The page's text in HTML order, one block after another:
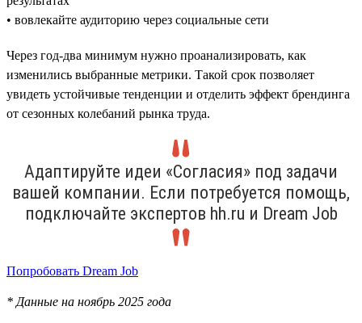
• вовлекайте аудиторию через социальные сети
Через год-два минимум нужно проанализировать, как
изменились выбранные метрики. Такой срок позволяет
увидеть устойчивые тенденции и отделить эффект брендинга
от сезонных колебаний рынка труда.
Адаптируйте идеи «Согласия» под задачи
вашей компании. Если потребуется помощь,
подключайте экспертов hh.ru и Dream Job
Попробовать Dream Job
* Данные на ноябрь 2025 года